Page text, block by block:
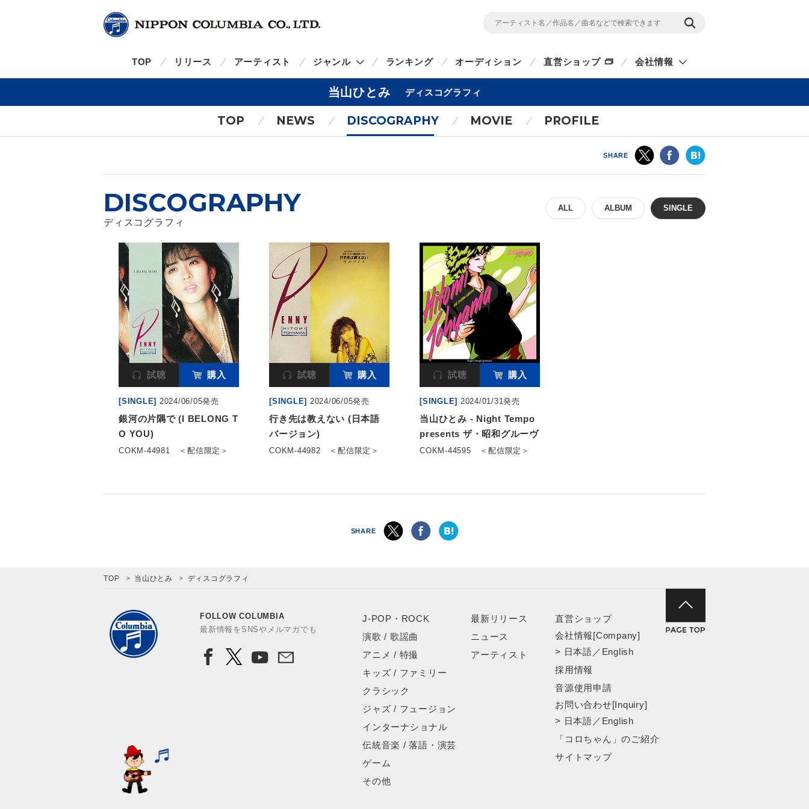
TOP リリース アーティスト ジャンル ランキング オーディション 直営ショップ 会社情報
当山ひとみ ディスコグラフィ
TOP NEWS DISCOGRAPHY MOVIE PROFILE
SHARE
DISCOGRAPHY
ディスコグラフィ
ALL ALBUM SINGLE
試聴 購入
[SINGLE] 2024/06/05発売
銀河の片隅で (I BELONG T
O YOU)
COKM-44981 ＜配信限定＞
試聴 購入
[SINGLE] 2024/06/05発売
行き先は教えない (日本語
バージョン)
COKM-44982 ＜配信限定＞
試聴 購入
[SINGLE] 2024/01/31発売
当山ひとみ - Night Tempo
presents ザ・昭和グルーヴ
COKM-44595 ＜配信限定＞
SHARE
TOP 当山ひとみ ディスコグラフィ
FOLLOW COLUMBIA
最新情報をSNSやメルマガでも
J-POP・ROCK
演歌 / 歌謡曲
アニメ / 特撮
キッズ / ファミリー
クラシック
ジャズ / フュージョン
インターナショナル
伝統音楽 / 落語・演芸
ゲーム
その他
最新リリース
ニュース
アーティスト
直営ショップ
会社情報[Company]
> 日本語 ／ English
採用情報
音源使用申請
お問い合わせ[Inquiry]
> 日本語 ／ English
「コロちゃん」のご紹介
サイトマップ